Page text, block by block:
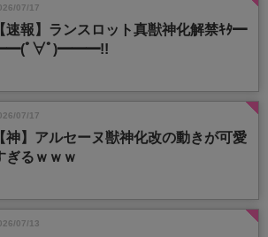
07/17
【速報】ランスロット真獣神化解禁ｷﾀ━
ﾟ∀ﾟ)━━━!!
07/17
【神】アルセーヌ獣神化改の動きが可愛
ぎるｗｗｗ
07/13